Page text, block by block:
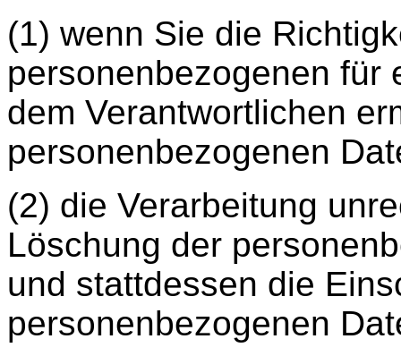
(1) wenn Sie die
personenbezogenen für
dem Verantwortlichen
personenbezogenen
(2) die Verarbeitung
Löschung der
und stattdessen die
personenbezogenen